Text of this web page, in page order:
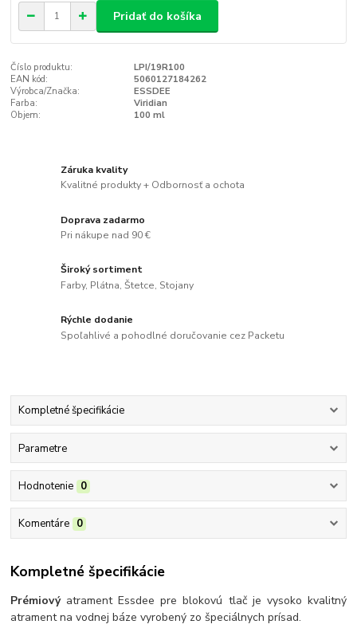
Pridať do košíka
Číslo produktu:
LPI/19R100
EAN kód:
5060127184262
Výrobca/Značka:
ESSDEE
Farba:
Viridian
Objem:
100 ml
Záruka kvality
Kvalitné produkty + Odbornosť a ochota
Doprava zadarmo
Pri nákupe nad 90 €
Široký sortiment
Farby, Plátna, Štetce, Stojany
Rýchle dodanie
Spoľahlivé a pohodlné doručovanie cez Packetu
Kompletné špecifikácie
Parametre
Hodnotenie 0
Komentáre 0
Kompletné špecifikácie
Prémiový atrament Essdee pre blokovú tlač je vysoko kvalitný
atrament na vodnej báze vyrobený zo špeciálnych prísad.